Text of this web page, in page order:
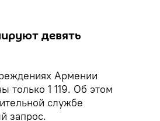
девять
Армении
только 1 119. Об этом
службе
запрос.